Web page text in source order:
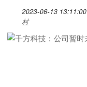
2023-06-13 13:11:00
村